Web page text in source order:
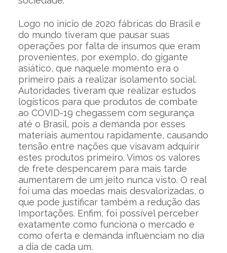
Logo no início de 2020 fábricas do Brasil e
do mundo tiveram que pausar suas
operações por falta de insumos que eram
provenientes, por exemplo, do gigante
asiático, que naquele momento era o
primeiro país a realizar isolamento social.
Autoridades tiveram que realizar estudos
logísticos para que produtos de combate
ao COVID-19 chegassem com segurança
até o Brasil, pois a demanda por esses
materiais aumentou rapidamente, causando
tensão entre nações que visavam adquirir
estes produtos primeiro. Vimos os valores
de frete despencarem para mais tarde
aumentarem de um jeito nunca visto. O real
foi uma das moedas mais desvalorizadas, o
que pode justificar também a redução das
Importações. Enfim, foi possível perceber
exatamente como funciona o mercado e
como oferta e demanda influenciam no dia
a dia de cada um.